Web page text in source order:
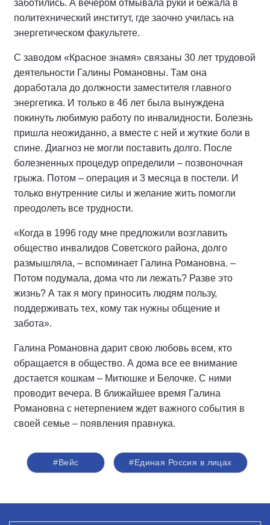
заботились. А вечером отмывала руки и бежала в
политехнический институт, где заочно училась на
энергетическом факультете.
С заводом «Красное знамя» связаны 30 лет трудовой
деятельности Галины Романовны. Там она
доработала до должности заместителя главного
энергетика. И только в 46 лет была вынуждена
покинуть любимую работу по инвалидности. Болезнь
пришла неожиданно, а вместе с ней и жуткие боли в
спине. Диагноз не могли поставить долго. После
болезненных процедур определили – позвоночная
грыжа. Потом – операция и 3 месяца в постели. И
только внутренние силы и желание жить помогли
преодолеть все трудности.
«Когда в 1996 году мне предложили возглавить
общество инвалидов Советского района, долго
размышляла, – вспоминает Галина Романовна. –
Потом подумала, дома что ли лежать? Разве это
жизнь? А так я могу приносить людям пользу,
поддерживать тех, кому так нужны общение и
забота».
Галина Романовна дарит свою любовь всем, кто
обращается в общество. А дома все ее внимание
достается кошкам – Митюшке и Белочке. С ними
проводит вечера. В ближайшее время Галина
Романовна с нетерпением ждет важного события в
своей семье – появления правнука.
#Вейс #Единая Россия в лицах